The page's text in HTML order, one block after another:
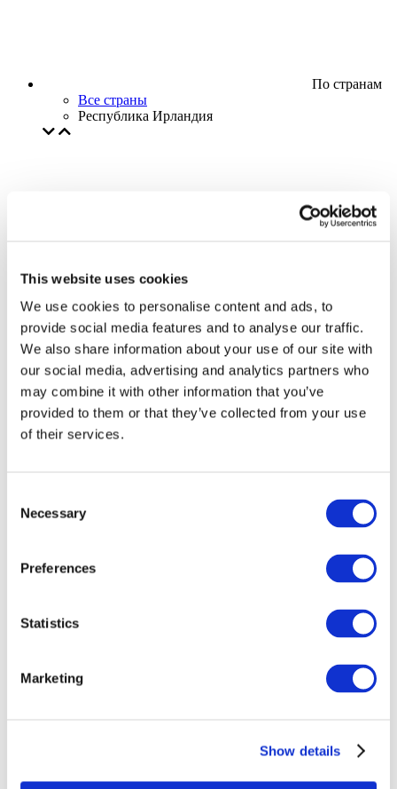
This website uses cookies
We use cookies to personalise content and ads, to
provide social media features and to analyse our traffic.
We also share information about your use of our site with
our social media, advertising and analytics partners who
may combine it with other information that you’ve
provided to them or that they’ve collected from your use
of their services.
Selection
Necessary
Preferences
Statistics
Marketing
Show details
По странам
Все страны
Республика Ирландия
Творческий вечер